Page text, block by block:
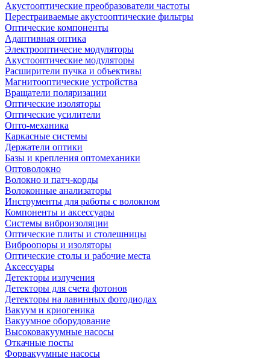
Акустооптические преобразователи частоты
Перестраиваемые акустооптические фильтры
Оптические компоненты
Адаптивная оптика
Электрооптичесие модуляторы
Акустооптические модуляторы
Расширители пучка и объективы
Магнитооптические устройства
Вращатели поляризации
Оптические изоляторы
Оптические усилители
Опто-механика
Каркасные системы
Держатели оптики
Базы и крепления оптомеханики
Оптоволокно
Волокно и патч-корды
Волоконные анализаторы
Инструменты для работы с волокном
Компоненты и аксессуары
Системы виброизоляции
Оптические плиты и столешницы
Виброопоры и изоляторы
Оптические столы и рабочие места
Аксессуары
Детекторы излучения
Детекторы для счета фотонов
Детекторы на лавинных фотодиодах
Вакуум и криогеника
Вакуумное оборудование
Высоковакуумные насосы
Откачные посты
Форвакуумные насосы